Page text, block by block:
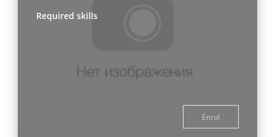
Required skills
Enrol